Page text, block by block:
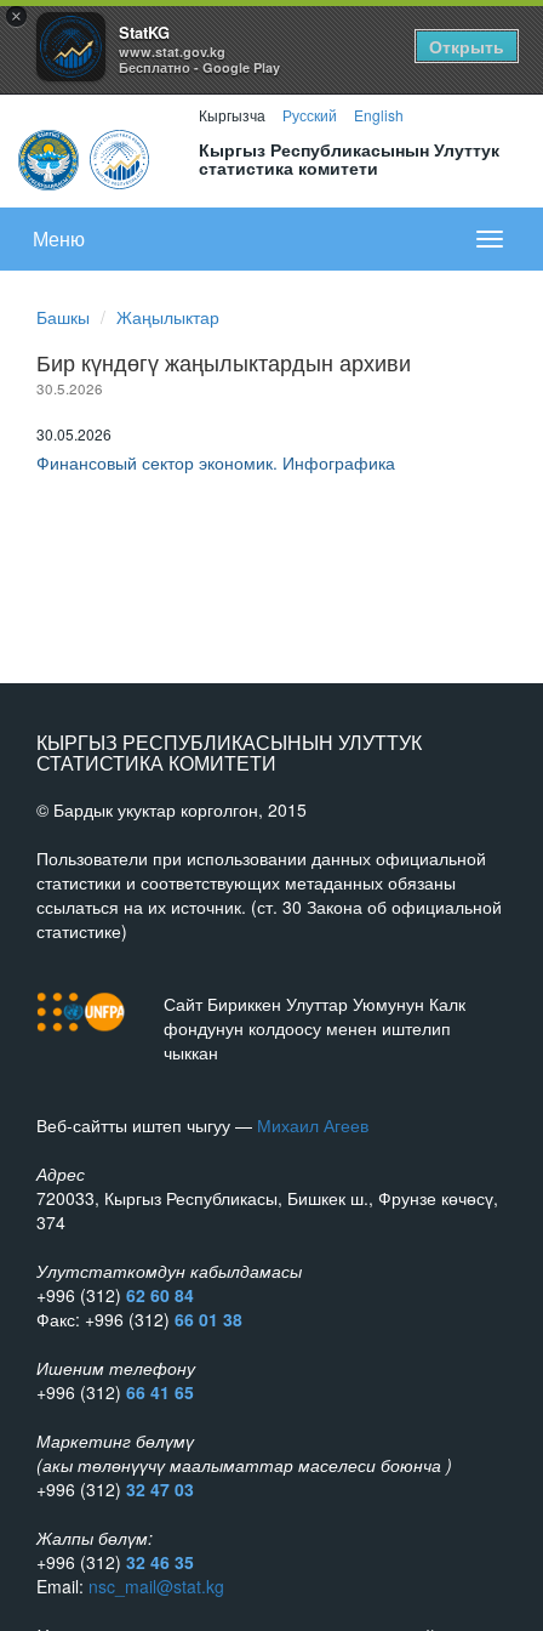
×
StatKG
www.stat.gov.kg
Бесплатно - Google Play
Открыть
Кыргызча Русский English
Кыргыз Республикасынын Улуттук
статистика комитети
меню
Меню
Башкы Жаңылыктар
Бир күндөгү жаңылыктардын архиви
30.5.2026
30.05.2026
Финансовый сектор экономик. Инфографика
КЫРГЫЗ РЕСПУБЛИКАСЫНЫН УЛУТТУК
СТАТИСТИКА КОМИТЕТИ
© Бардык укуктар корголгон, 2015
Пользователи при использовании данных официальной
статистики и соответствующих метаданных обязаны
ссылаться на их источник. (ст. 30 Закона об официальной
статистике)
Сайт Бириккен Улуттар Уюмунун Калк
фондунун колдоосу менен иштелип
чыккан
Веб-сайтты иштеп чыгуу — Михаил Агеев
Адрес
720033, Кыргыз Республикасы, Бишкек ш., Фрунзе көчөсү,
374
Улутстаткомдун кабылдамасы
+996 (312) 62 60 84
Факс: +996 (312) 66 01 38
Ишеним телефону
+996 (312) 66 41 65
Маркетинг бөлүмү
(акы төлөнүүчү маалыматтар маселеси боюнча )
+996 (312) 32 47 03
Жалпы бөлүм:
+996 (312) 32 46 35
Email: nsc_mail@stat.kg